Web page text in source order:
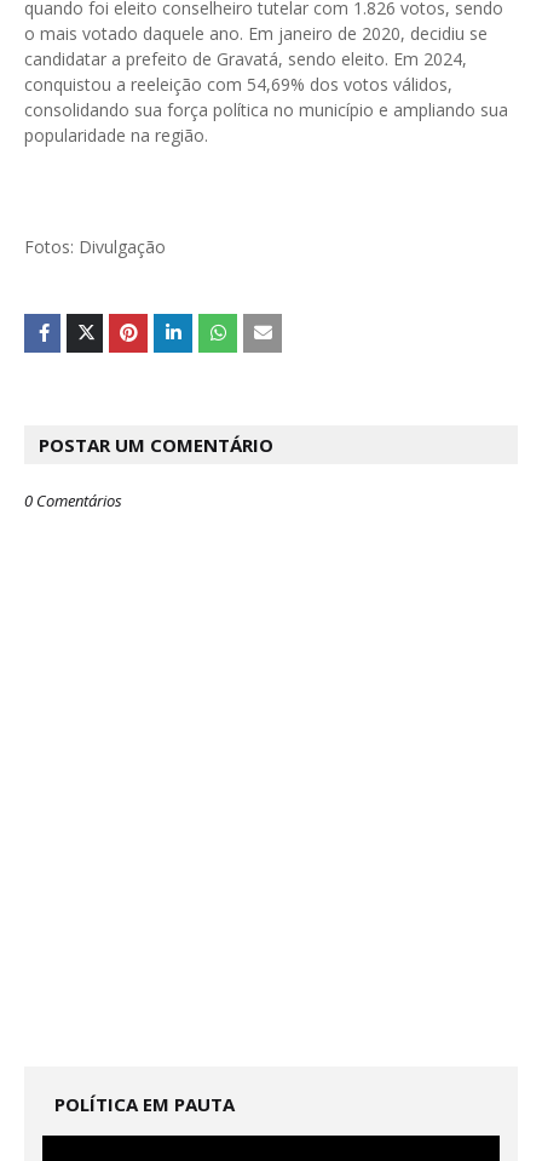
quando foi eleito conselheiro tutelar com 1.826 votos, sendo
o mais votado daquele ano. Em janeiro de 2020, decidiu se
candidatar a prefeito de Gravatá, sendo eleito. Em 2024,
conquistou a reeleição com 54,69% dos votos válidos,
consolidando sua força política no município e ampliando sua
popularidade na região.
Fotos: Divulgação
POSTAR UM COMENTÁRIO
0 Comentários
POLÍTICA EM PAUTA